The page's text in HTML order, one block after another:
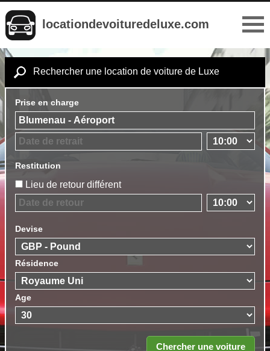
locationdevoituredeluxe.com
Rechercher une location de voiture de Luxe
Prise en charge
Restitution
Lieu de retour différent
Devise
Résidence
Age